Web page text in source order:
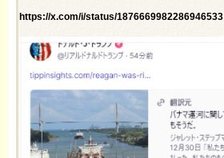
https://x.com/i/status/1876669982286946533